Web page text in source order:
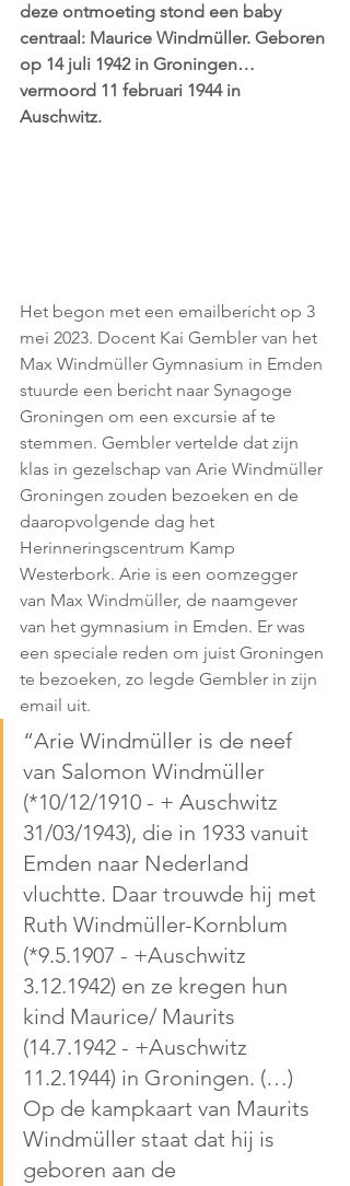
deze ontmoeting stond een baby
centraal: Maurice Windmüller. Geboren
op 14 juli 1942 in Groningen…
vermoord 11 februari 1944 in
Auschwitz.
Het begon met een emailbericht op 3
mei 2023. Docent Kai Gembler van het
Max Windmüller Gymnasium in Emden
stuurde een bericht naar Synagoge
Groningen om een excursie af te
stemmen. Gembler vertelde dat zijn
klas in gezelschap van Arie Windmüller
Groningen zouden bezoeken en de
daaropvolgende dag het
Herinneringscentrum Kamp
Westerbork. Arie is een oomzegger
van Max Windmüller, de naamgever
van het gymnasium in Emden. Er was
een speciale reden om juist Groningen
te bezoeken, zo legde Gembler in zijn
email uit.
“Arie Windmüller is de neef
van Salomon Windmüller
(*10/12/1910 - + Auschwitz
31/03/1943), die in 1933 vanuit
Emden naar Nederland
vluchtte. Daar trouwde hij met
Ruth Windmüller-Kornblum
(*9.5.1907 - +Auschwitz
3.12.1942) en ze kregen hun
kind Maurice/ Maurits
(14.7.1942 - +Auschwitz
11.2.1944) in Groningen. (…)
Op de kampkaart van Maurits
Windmüller staat dat hij is
geboren aan de